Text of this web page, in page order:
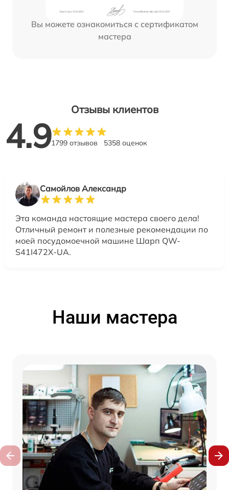
Вы можете ознакомиться с сертификатом
мастера
Отзывы клиентов
4.91799 отзывов 5358 оценок
Самойлов Александр
Эта команда настоящие мастера своего дела!
Отличный ремонт и полезные рекомендации по
моей посудомоечной машине Шарп QW-
S41I472X-UA.
Наши мастера